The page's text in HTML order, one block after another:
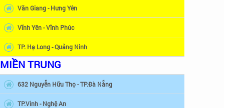
Văn Giang - Hưng Yên
Vĩnh Yên - Vĩnh Phúc
TP. Hạ Long - Quảng Ninh
MIỀN TRUNG
632 Nguyễn Hữu Thọ - TP.Đà Nẵng
TP.Vinh - Nghệ An